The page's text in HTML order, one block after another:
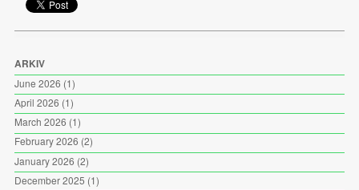
ARKIV
June 2026 (1)
April 2026 (1)
March 2026 (1)
February 2026 (2)
January 2026 (2)
December 2025 (1)